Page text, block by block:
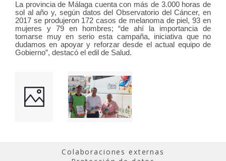
La provincia de Málaga cuenta con más de 3.000 horas de
sol al año y, según datos del Observatorio del Cáncer, en
2017 se produjeron 172 casos de melanoma de piel, 93 en
mujeres y 79 en hombres; “de ahí la importancia de
tomarse muy en serio esta campaña, iniciativa que no
dudamos en apoyar y reforzar desde el actual equipo de
Gobierno”, destacó el edil de Salud.
Colaboraciones externas